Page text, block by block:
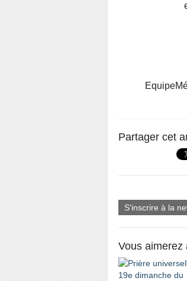
Partager cet
S'inscrire à la
Vous aimerez